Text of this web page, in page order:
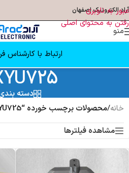
عبور به ناوبری
رفتن به محتوای اصلی
آراد الکترونیک اصفهان
منو
ارتباط با کارشناس
دسته
خانه/محصولات برچسب خورده “50XYU725”
مشاهده فیلترها